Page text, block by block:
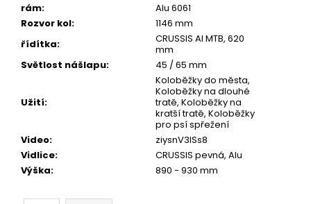
rám:
Alu 6061
Rozvor kol:
1146 mm
řídítka:
CRUSSIS Al MTB, 620
mm
Světlost nášlapu: 45 / 65 mm
Užití:
Koloběžky do města,
Koloběžky na dlouhé
tratě, Koloběžky na
kratší tratě, Koloběžky
pro psí spřežení
Video:
ziysnV3ISs8
Vidlice:
CRUSSIS pevná, Alu
Výška: 890 - 930 mm